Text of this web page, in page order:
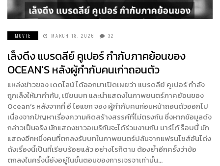
MOVIE MARCH 18, 2026 32
เล็งดึง แบรดลีย์ คูเปอร์ กำกับภาคย้อนของ
OCEAN’S หลังผู้กำกับคนเก่าถอนตัว
แหล่งข่าวของ เดดไลน์ ได้ออกมาเปิดเผยว่า แบรดลีย์ คูเปอร์ กำลัง
ถูกเล็งให้มากำกับ, เขียนบท และนำแสดงในภาพยนตร์ภาคย้อนของ
Ocean’s หลังจากที่ อี ไอแซก จอง ผู้กำกับคนก่อนหน้าถอนตัวออกไป
เนื่องจากปัญหาเรื่องความคิดสร้างสรรค์ที่ไม่ตรงกัน ซึ่งหากข้อมูลดัง
กล่าวเป็นจริง นักแสดงชาวอเมริกันจะได้ร่วมงานกับ มาร์โก้ ร็อบบี้ นัก
แสดงอีกหนึ่งคนที่ตกลงรับบทในภาพยนตร์ปล้นจากแฟรนไชส์อันโด่ง
ดังเรื่องนี้เป็นที่เรียบร้อยแล้ว อย่างไรก็ตาม ต้องยํ้าอีกครั้งว่าข้อ
ตกลงในครั้งนี้ยังอยู่ในขั้นตอนของการเจรจาเท่านั้น…